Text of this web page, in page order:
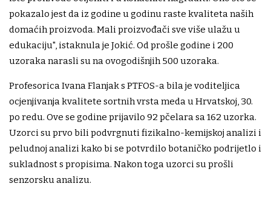
pokazalo jest da iz godine u godinu raste kvaliteta naših
domaćih proizvoda. Mali proizvođači sve više ulažu u
edukaciju", istaknula je Jokić. Od prošle godine i 200
uzoraka narasli su na ovogodišnjih 500 uzoraka.
Profesorica Ivana Flanjak s PTFOS-a bila je voditeljica
ocjenjivanja kvalitete sortnih vrsta meda u Hrvatskoj, 30.
po redu. Ove se godine prijavilo 92 pčelara sa 162 uzorka.
Uzorci su prvo bili podvrgnuti fizikalno-kemijskoj analizi i
peludnoj analizi kako bi se potvrdilo botaničko podrijetlo i
sukladnost s propisima. Nakon toga uzorci su prošli
senzorsku analizu.